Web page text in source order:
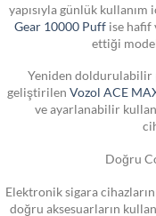
yapısıyla günlük kullanım
Gear 10000 Puff ise hafif
ettiği
Yeniden doldurulabilir
geliştirilen Vozol ACE
ve ayarlanabilir
Doğru
Elektronik sigara
doğru aksesuarların